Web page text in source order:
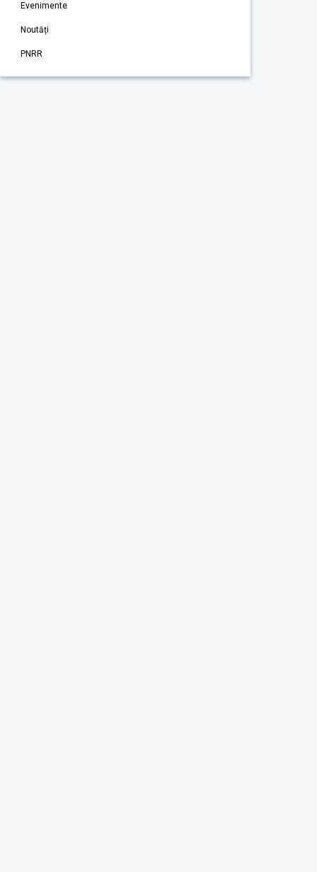
Evenimente
Noutăți
PNRR